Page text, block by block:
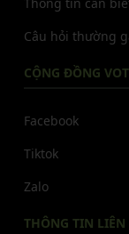
Câu hỏi thường
CỘNG ĐỒNG
Facebook
Tiktok
Zalo
THÔNG TIN LIÊN